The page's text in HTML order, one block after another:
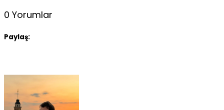
0 Yorumlar
Paylaş: